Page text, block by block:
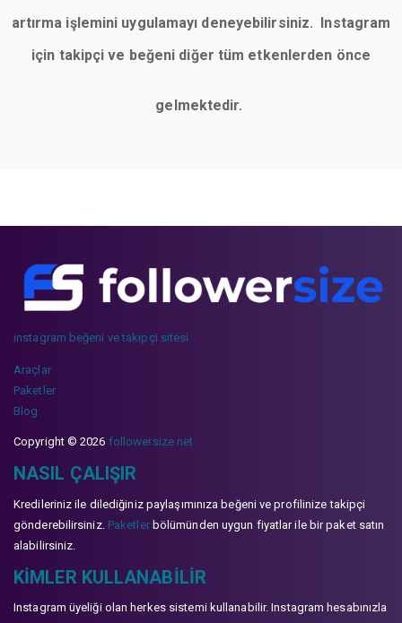
artırma işlemini uygulamayı deneyebilirsiniz. Instagram
için takipçi ve beğeni diğer tüm etkenlerden önce
gelmektedir.
instagram beğeni ve takipçi sitesi
Araçlar
Paketler
Blog
Copyright © 2026 followersize.net
NASIL ÇALIŞIR
Kredileriniz ile dilediğiniz paylaşımınıza beğeni ve profilinize takipçi
gönderebilirsiniz. Paketlerbölümünden uygun fiyatlar ile bir paket satın
alabilirsiniz.
KIMLER KULLANABILIR
Instagram üyeliği olan herkes sistemi kullanabilir. Instagram hesabınızla